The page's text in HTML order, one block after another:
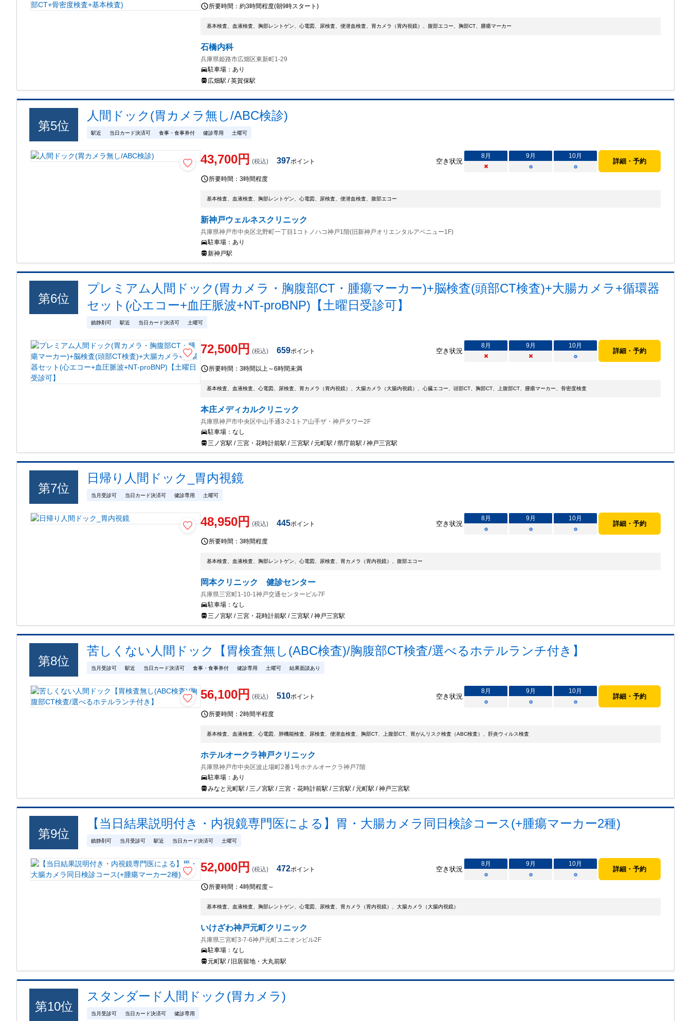
所要時間：約3時間程度(朝9時スタート)
基本検査、血液検査、胸部レントゲン、心電図、尿検査、便潜血検査、胃カメラ（胃内視鏡）、腹部エコー、胸部CT、腫瘍マーカー
石橋内科
兵庫県姫路市広畑区東新町1-29
駐車場：あり
広畑駅 / 英賀保駅
第5位
人間ドック(胃カメラ無し/ABC検診)
駅近 当日カード決済可 食事・食事券付 健診専用 土曜可
43,700円 (税込) 397ポイント 空き状況
8月 9月 10月
×
○ ○
詳細・予約
所要時間：3時間程度
基本検査、血液検査、胸部レントゲン、心電図、尿検査、便潜血検査、腹部エコー
新神戸ウェルネスクリニック
兵庫県神戸市中央区北野町一丁目1コトノハコ神戸1階(旧新神戸オリエンタルアベニュー1F)
駐車場：あり
新神戸駅
第6位
プレミアム人間ドック(胃カメラ・胸腹部CT・腫瘍マーカー)+脳検査(頭部CT検査)+大腸カメラ+循環器
セット(心エコー+血圧脈波+NT-proBNP)【土曜日受診可】
鎮静剤可 駅近 当日カード決済可 土曜可
72,500円 (税込) 659ポイント 空き状況
8月 9月 10月
×
× ○
詳細・予約
所要時間：3時間以上～6時間未満
基本検査、血液検査、心電図、尿検査、胃カメラ（胃内視鏡）、大腸カメラ（大腸内視鏡）、心臓エコー、頭部CT、胸部CT、上腹部CT、腫瘍マーカー、骨密度検査
本庄メディカルクリニック
兵庫県神戸市中央区中山手通3-2-1トア山手ザ・神戸タワー2F
駐車場：なし
三ノ宮駅 / 三宮・花時計前駅 / 三宮駅 / 元町駅 / 県庁前駅 / 神戸三宮駅
第7位
日帰り人間ドック_胃内視鏡
当月受診可 当日カード決済可 健診専用 土曜可
48,950円 (税込) 445ポイント 空き状況
8月 9月 10月
○
○ ○
詳細・予約
所要時間：3時間程度
基本検査、血液検査、胸部レントゲン、心電図、尿検査、胃カメラ（胃内視鏡）、腹部エコー
岡本クリニック 健診センター
兵庫県三宮町1-10-1神戸交通センタービル7F
駐車場：なし
三ノ宮駅 / 三宮・花時計前駅 / 三宮駅 / 神戸三宮駅
第8位
苦しくない人間ドック【胃検査無し(ABC検査)/胸腹部CT検査/選べるホテルランチ付き】
当月受診可 駅近 当日カード決済可 食事・食事券付 健診専用 土曜可 結果面談あり
56,100円 (税込) 510ポイント 空き状況
8月 9月 10月
○
○ ○
詳細・予約
所要時間：2時間半程度
基本検査、血液検査、心電図、肺機能検査、尿検査、便潜血検査、胸部CT、上腹部CT、胃がんリスク検査（ABC検査）、肝炎ウィルス検査
ホテルオークラ神戸クリニック
兵庫県神戸市中央区波止場町2番1号ホテルオークラ神戸7階
駐車場：あり
みなと元町駅 / 三ノ宮駅 / 三宮・花時計前駅 / 三宮駅 / 元町駅 / 神戸三宮駅
第9位
【当日結果説明付き・内視鏡専門医による】胃・大腸カメラ同日検診コース(+腫瘍マーカー2種)
鎮静剤可 当月受診可 駅近 当日カード決済可 土曜可
52,000円 (税込) 472ポイント 空き状況
8月 9月 10月
○
○ ○
詳細・予約
所要時間：4時間程度～
基本検査、血液検査、胸部レントゲン、心電図、尿検査、胃カメラ（胃内視鏡）、大腸カメラ（大腸内視鏡）
いけざわ神戸元町クリニック
兵庫県三宮町3-7-6神戸元町ユニオンビル2F
駐車場：なし
元町駅 / 旧居留地・大丸前駅
第10位
スタンダード人間ドック(胃カメラ)
当月受診可 当日カード決済可 健診専用